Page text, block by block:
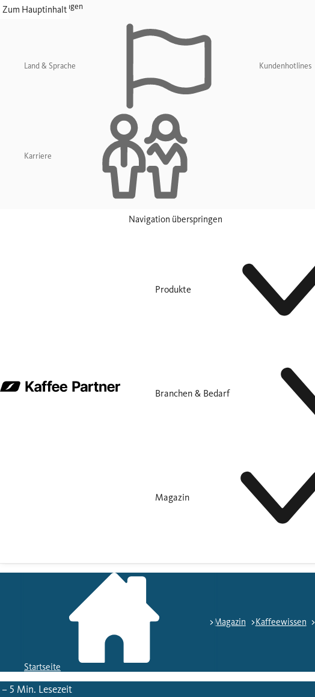
Zum Hauptinhalt
Navigation überspringen
Land & Sprache Kundenhotlines
Karriere
Navigation überspringen
Produkte
Branchen & Bedarf
Magazin
Startseite
Magazin Kaffeewissen
– 5 Min. Lesezeit